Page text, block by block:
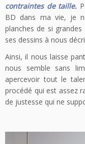
contraintes de taille.
BD dans ma vie, je
planches de si grandes
ses dessins à nous
Ainsi, il nous laisse
nous semble sans
apercevoir tout le
procédé qui est assez
de justesse qui ne